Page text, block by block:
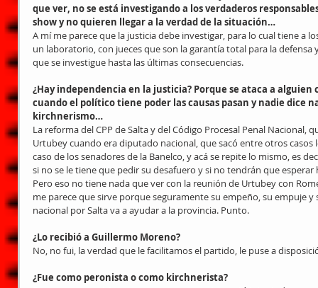
que ver, no se está investigando a los verdaderos
show y no quieren llegar a la verdad de la situación…
A mí me parece que la justicia debe investigar, para lo cual tiene a
un laboratorio, con jueces que son la garantía total para la
que se investigue hasta las últimas consecuencias.
¿Hay independencia en la justicia? Porque se ataca a
cuando el político tiene poder las causas pasan y nadie dice
kirchnerismo…
La reforma del CPP de Salta y del Código Procesal Penal Nacional,
Urtubey cuando era diputado nacional, que sacó entre otros
caso de los senadores de la Banelco, y acá se repite lo mismo, es
si no se le tiene que pedir su desafuero y si no tendrán que
Pero eso no tiene nada que ver con la reunión de Urtubey con
me parece que sirve porque seguramente su empeño, su empuje
nacional por Salta va a ayudar a la provincia. Punto.
¿Lo recibió a Guillermo Moreno?
No, no fui, la verdad que le facilitamos el partido, le puse a
¿Fue como peronista o como kirchnerista?